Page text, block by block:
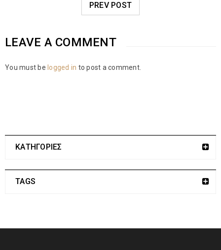
PREV POST
LEAVE A COMMENT
You must be logged in to post a comment.
ΚΑΤΗΓΟΡΙΕΣ
TAGS